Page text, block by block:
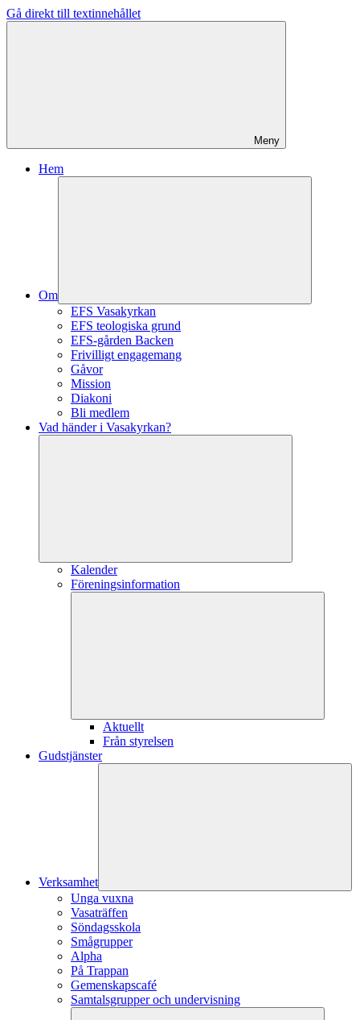
Gå direkt till textinnehållet
Meny
Hem
Om
EFS Vasakyrkan
EFS teologiska grund
EFS-gården Backen
Frivilligt engagemang
Gåvor
Mission
Diakoni
Bli medlem
Vad händer i Vasakyrkan?
Kalender
Föreningsinformation
Aktuellt
Från styrelsen
Gudstjänster
Verksamhet
Unga vuxna
Vasaträffen
Söndagsskola
Smågrupper
Alpha
På Trappan
Gemenskapscafé
Samtalsgrupper och undervisning